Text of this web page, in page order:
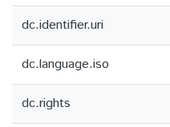
dc.identifier.uri
dc.language.iso
dc.rights